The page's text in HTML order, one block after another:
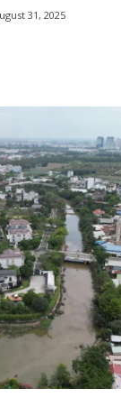
31, 2025